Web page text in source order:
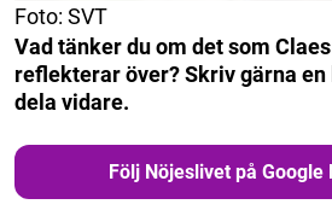
Foto: SVT
Vad tänker du om det som
reflekterar över? Skriv gärna
dela vidare.
Följ Nöjeslivet på Google